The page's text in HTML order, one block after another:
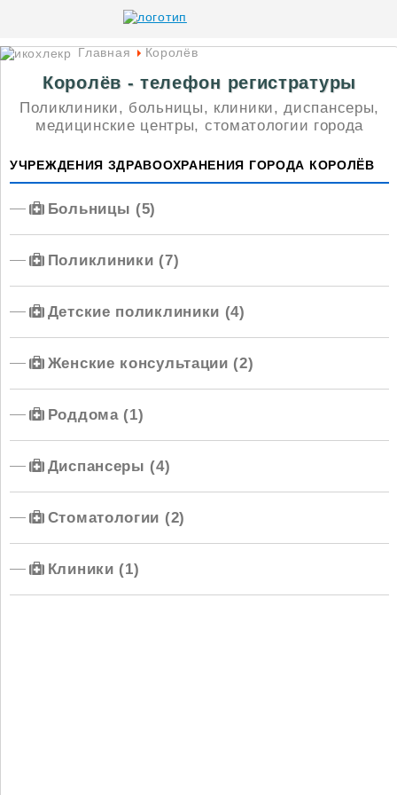
Главная Королёв
Королёв - телефон регистратуры
Поликлиники, больницы, клиники, диспансеры,
медицинские центры, стоматологии города
УЧРЕЖДЕНИЯ ЗДРАВООХРАНЕНИЯ ГОРОДА КОРОЛЁВ
Больницы (5)
Поликлиники (7)
Детские поликлиники (4)
Женские консультации (2)
Роддома (1)
Диспансеры (4)
Стоматологии (2)
Клиники (1)